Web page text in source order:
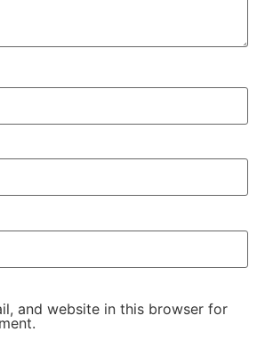
and website in this browser for